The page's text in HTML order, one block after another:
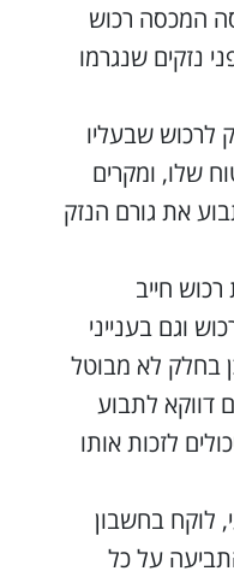
המכסה רכוש
נזקים שנגרמו
לרכוש שבעליו
שלו, ומקרים
את גורם הנזק
רכוש חייב
וגם בענייני
בחלק לא מבוטל
דווקא לתבוע
לזכות אותו
לוקח בחשבון
על כל